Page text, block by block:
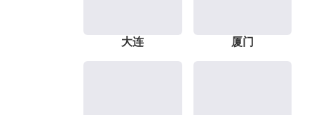
大连 厦门